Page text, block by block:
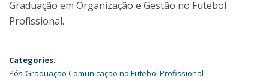
Graduação em Organização e Gestão no Futebol
Profissional.
Categories:
Pós-Graduação Comunicação no Futebol Profissional